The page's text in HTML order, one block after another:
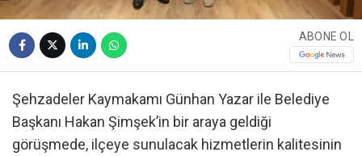
ABONE OL
Şehzadeler Kaymakamı Günhan Yazar ile Belediye
Başkanı Hakan Şimşek’in bir araya geldiği
görüşmede, ilçeye sunulacak hizmetlerin kalitesinin